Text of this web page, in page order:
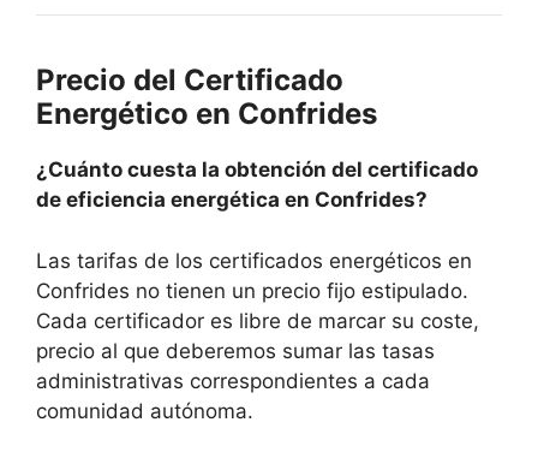
Precio del Certificado
Energético en Confrides
¿Cuánto cuesta la obtención del certificado
de eficiencia energética en Confrides?
Las tarifas de los certificados energéticos en
Confrides no tienen un precio fijo estipulado.
Cada certificador es libre de marcar su coste,
precio al que deberemos sumar las tasas
administrativas correspondientes a cada
comunidad autónoma.